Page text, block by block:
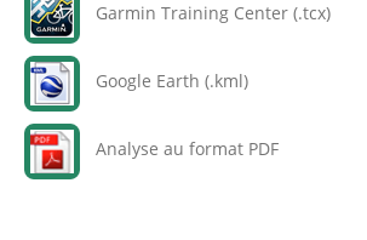
Garmin Training Center (.tcx)
Google Earth (.kml)
Analyse au format PDF